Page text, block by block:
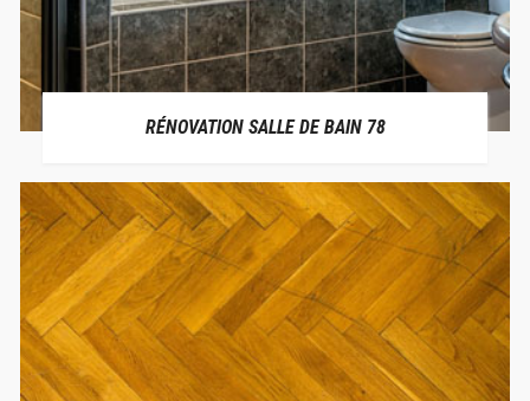
RÉNOVATION SALLE DE BAIN 78